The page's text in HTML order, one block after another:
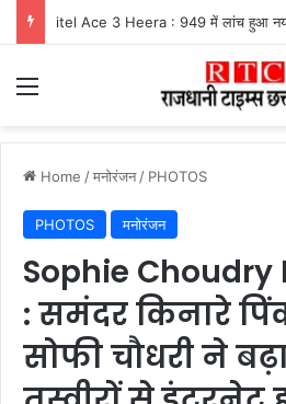
Menu
Home /मनोरंजन / PHOTOS
PHOTOS मनोरंजन
Sophie Choudry
: समंदर किनारे
सोफी चौधरी ने